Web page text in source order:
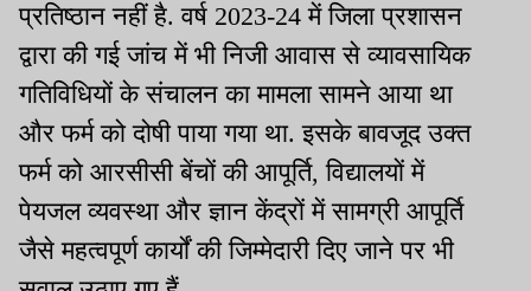
प्रतिष्ठान नहीं है. वर्ष 2023-24 में जिला प्रशासन
द्वारा की गई जांच में भी निजी आवास से व्यावसायिक
गतिविधियों के संचालन का मामला सामने आया था
और फर्म को दोषी पाया गया था. इसके बावजूद उक्त
फर्म को आरसीसी बेंचों की आपूर्ति, विद्यालयों में
पेयजल व्यवस्था और ज्ञान केंद्रों में सामग्री आपूर्ति
जैसे महत्वपूर्ण कार्यों की जिम्मेदारी दिए जाने पर भी